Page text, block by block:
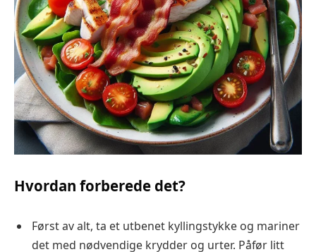
Hvordan forberede det?
Først av alt, ta et utbenet kyllingstykke og mariner
det med nødvendige krydder og urter. Påfør litt